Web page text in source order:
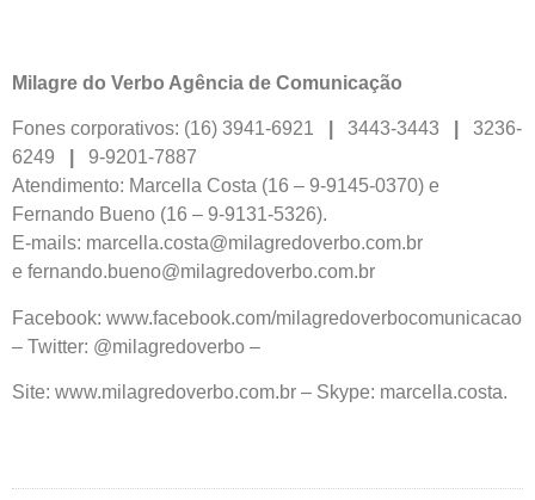
Milagre do Verbo Agência de Comunicação
Fones corporativos: (16) 3941-6921 3443-3443
3236-
6249
9-9201-7887
Atendimento: Marcella Costa (16 – 9-9145-0370) e
Fernando Bueno (16 – 9-9131-5326).
E-mails: marcella.costa@milagredoverbo.com.br
e fernando.bueno@milagredoverbo.com.br
Facebook: www.facebook.com/milagredoverbocomunicacao
– Twitter: @milagredoverbo –
Site: www.milagredoverbo.com.br – Skype: marcella.costa.